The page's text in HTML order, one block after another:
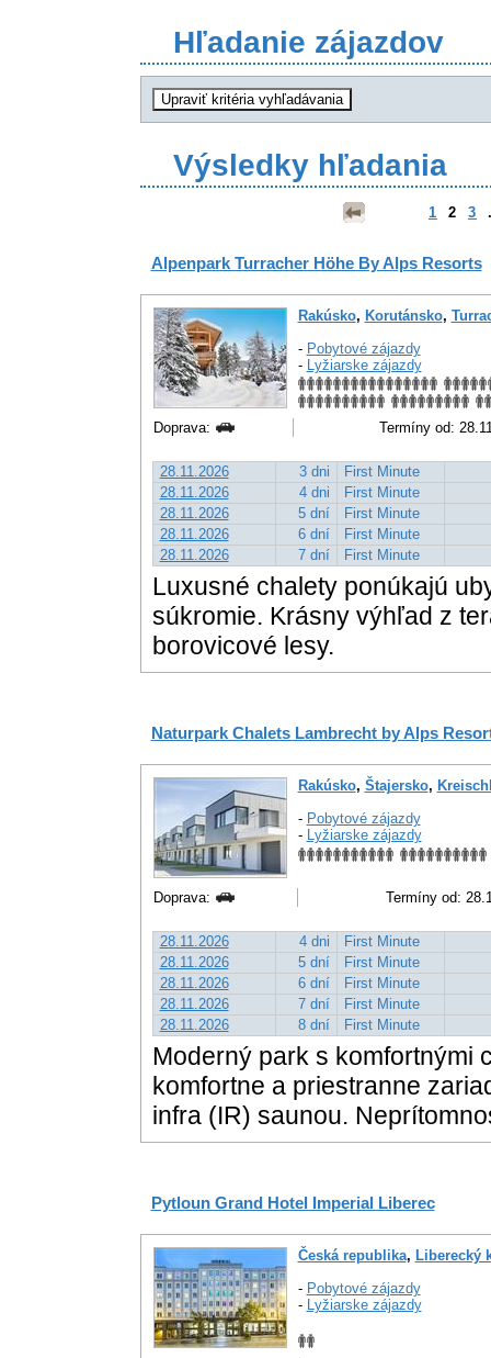
Hľadanie zájazdov
Výsledky hľadania
1 2 3
Alpenpark Turracher Höhe By Alps Resorts
Rakúsko, Korutánsko,
- Pobytové zájazdy
- Lyžiarske zájazdy
Doprava: Termíny od:
28.11.2026 3 dni
First Minute
28.11.2026
4 dni
First Minute
28.11.2026
5 dní First Minute
28.11.2026
6 dní First Minute
28.11.2026
7 dní First Minute
Luxusné chalety ponúkajú
súkromie. Krásny výhľad z
borovicové lesy.
Naturpark Chalets Lambrecht by Alps
Rakúsko, Štajersko,
- Pobytové zájazdy
- Lyžiarske zájazdy
Doprava: Termíny od:
28.11.2026 4 dni
First Minute
28.11.2026
5 dní
First Minute
28.11.2026
6 dní First Minute
28.11.2026
7 dní First Minute
28.11.2026
8 dní First Minute
Moderný park s komfortnými
komfortne a priestranne
infra (IR) saunou.
Pytloun Grand Hotel Imperial Liberec
Česká republika, Liberecký
- Pobytové zájazdy
- Lyžiarske zájazdy